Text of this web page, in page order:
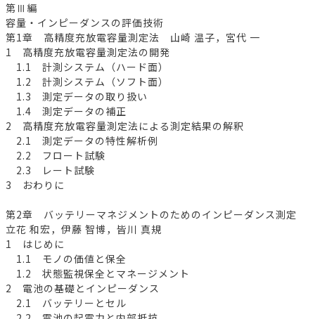
第Ⅲ編
容量・インピーダンスの評価技術
第1章 高精度充放電容量測定法 山崎 温子，宮代 一
1 高精度充放電容量測定法の開発
1.1 計測システム（ハード面）
1.2 計測システム（ソフト面）
1.3 測定データの取り扱い
1.4 測定データの補正
2 高精度充放電容量測定法による測定結果の解釈
2.1 測定データの特性解析例
2.2 フロート試験
2.3 レート試験
3 おわりに
第2章 バッテリーマネジメントのためのインピーダンス測定
立花 和宏，伊藤 智博，皆川 真規
1 はじめに
1.1 モノの価値と保全
1.2 状態監視保全とマネージメント
2 電池の基礎とインピーダンス
2.1 バッテリーとセル